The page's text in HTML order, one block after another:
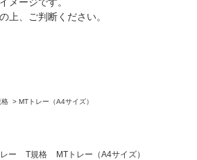
トはイメージです。
上、ご判断ください。
格 > MTトレー（A4サイズ）
ー T規格 MTトレー（A4サイズ）